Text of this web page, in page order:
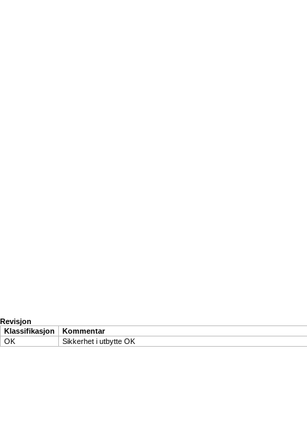
Revisjon
Klassifikasjon
Kommentar
OK
Sikkerhet i utbytte OK